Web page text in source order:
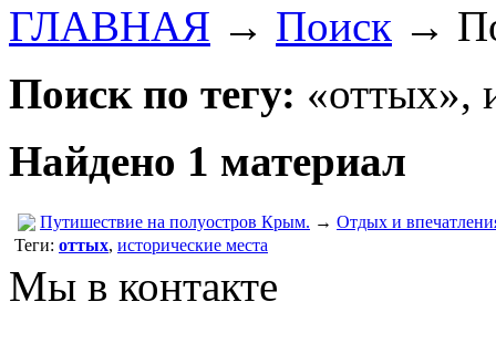
ГЛАВНАЯ → Поиск →
Поиск по тегу: «оттых»,
Найдено 1 материал
Путишествие на полуостров Крым. → Отдых и
Теги: оттых, исторические места
Мы в контакте